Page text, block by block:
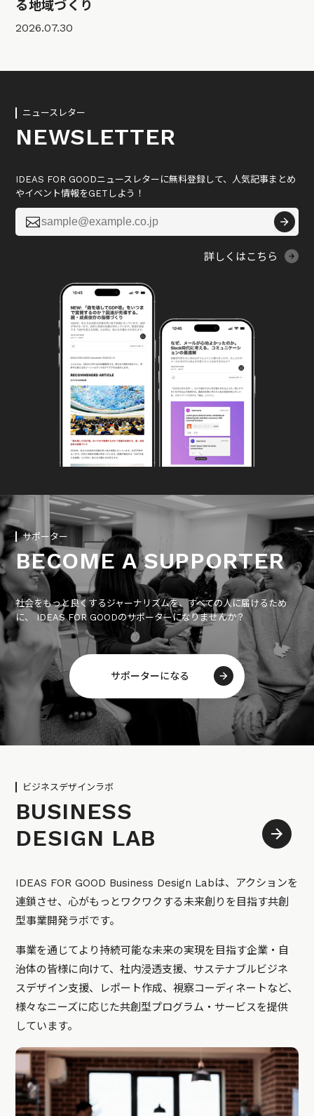
る地域づくり
2026.07.30
ニュースレター
NEWSLETTER
IDEAS FOR GOODニュースレターに無料登録して、人気記事まとめ
やイベント情報をGETしよう！

詳しくはこちら
サポーター
BECOME A SUPPORTER
社会をもっと良くするジャーナリズムを、すべての人に届けるため
に、 IDEAS FOR GOODのサポーターになりませんか？
サポーターになる
ビジネスデザインラボ
BUSINESS
DESIGN LAB
IDEAS FOR GOOD Business Design Labは、アクションを
連鎖させ、心がもっとワクワクする未来創りを目指す共創
型事業開発ラボです。
事業を通じてより持続可能な未来の実現を目指す企業・自
治体の皆様に向けて、社内浸透支援、サステナブルビジネ
スデザイン支援、レポート作成、視察コーディネートなど、
様々なニーズに応じた共創型プログラム・サービスを提供
しています。